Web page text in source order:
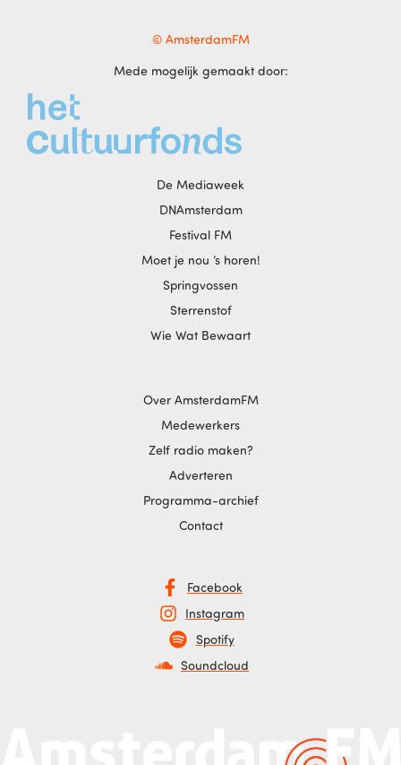
© AmsterdamFM
Mede mogelijk gemaakt door:
De Mediaweek
DNAmsterdam
Festival FM
Moet je nou ‘s horen!
Springvossen
Sterrenstof
Wie Wat Bewaart
Over AmsterdamFM
Medewerkers
Zelf radio maken?
Adverteren
Programma-archief
Contact
Facebook
Instagram
Spotify
Soundcloud